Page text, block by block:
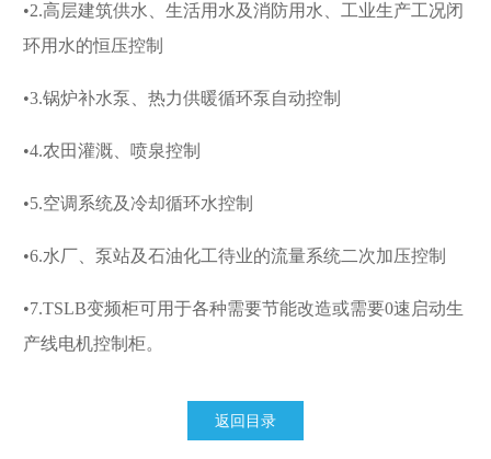
•2.高层建筑供水、生活用水及消防用水、工业生产工况闭
环用水的恒压控制
•3.锅炉补水泵、热力供暖循环泵自动控制
•4.农田灌溉、喷泉控制
•5.空调系统及冷却循环水控制
•6.水厂、泵站及石油化工待业的流量系统二次加压控制
•7.TSLB变频柜可用于各种需要节能改造或需要0速启动生
产线电机控制柜。
返回目录